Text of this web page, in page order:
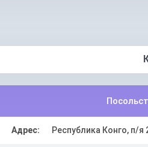
Адрес: Республика Конго, п/я